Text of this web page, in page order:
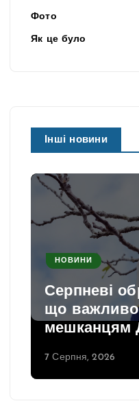
Фото
Як це було
Інші новини
НОВИНИ
Серпневі
що важливо
мешканцям
7 Серпня, 2026